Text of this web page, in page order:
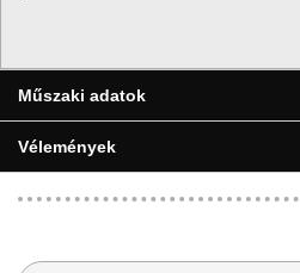
Műszaki adatok
Vélemények